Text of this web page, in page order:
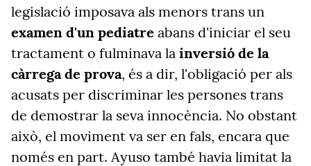
legislació imposava als menors trans un
examen d'un pediatre abans d'iniciar el seu
tractament o fulminava la inversió de la
càrrega de prova, és a dir, l'obligació per als
acusats per discriminar les persones trans
de demostrar la seva innocència. No obstant
això, el moviment va ser en fals, encara que
només en part. Ayuso també havia limitat la